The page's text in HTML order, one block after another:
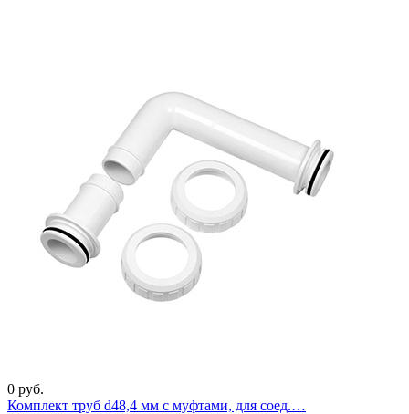
0 руб.
Комплект труб d48,4 мм с муфтами, для соед.…